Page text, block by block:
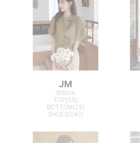
JM
166cm
TOP(55)
BOTTOM(25)
SHOES(240)